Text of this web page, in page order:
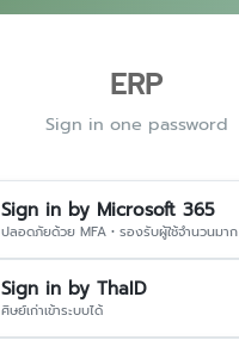
ERP
Sign in one password
Sign in by Microsoft 365
ปลอดภัยด้วย MFA • รองรับผู้ใช้จำนวนมาก
Sign in by ThaID
ศิษย์เก่าเข้าระบบได้